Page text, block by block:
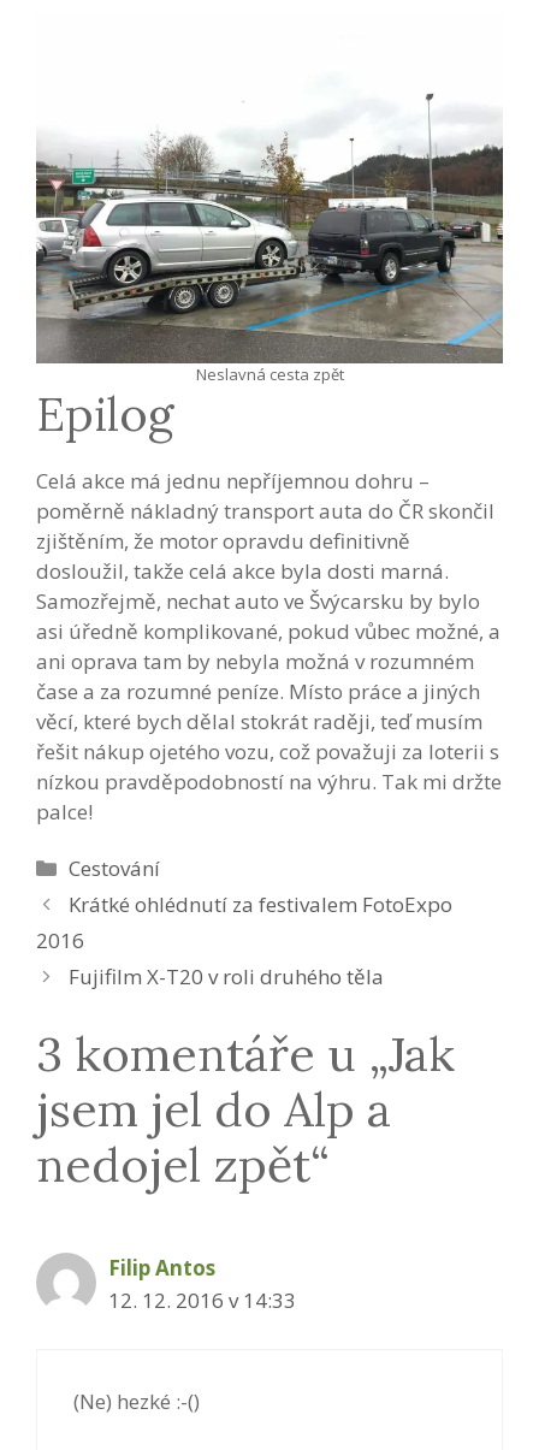
Neslavná cesta zpět
Epilog
Celá akce má jednu nepříjemnou dohru –
poměrně nákladný transport auta do ČR skončil
zjištěním, že motor opravdu definitivně
dosloužil, takže celá akce byla dosti marná.
Samozřejmě, nechat auto ve Švýcarsku by bylo
asi úředně komplikované, pokud vůbec možné, a
ani oprava tam by nebyla možná v rozumném
čase a za rozumné peníze. Místo práce a jiných
věcí, které bych dělal stokrát raději, teď musím
řešit nákup ojetého vozu, což považuji za loterii s
nízkou pravděpodobností na výhru. Tak mi držte
palce!
Rubriky
Cestování
Krátké ohlédnutí za festivalem FotoExpo
2016
Fujifilm X-T20 v roli druhého těla
3 komentáře u „Jak
jsem jel do Alp a
nedojel zpět“
Filip Antos
12. 12. 2016 v 14:33
(Ne) hezké :-()